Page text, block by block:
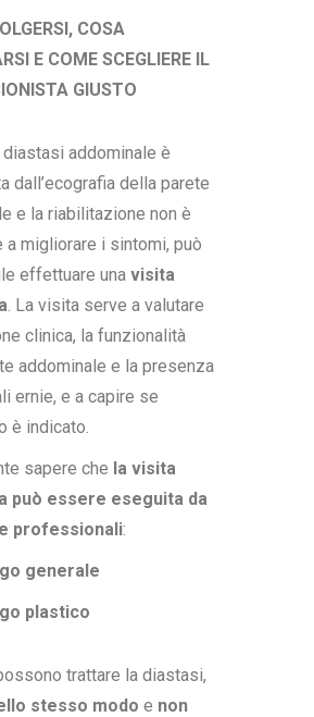
COSA
E COME SCEGLIERE IL
GIUSTO
diastasi addominale è
dall’ecografia della parete
e la riabilitazione non è
a migliorare i sintomi, può
effettuare una visita
. La visita serve a valutare
clinica, la funzionalità
addominale e la presenza
ernie, e a capire se
è indicato.
sapere che la visita
può essere eseguita da
professionali:
generale
plastico
trattare la diastasi,
stesso modo e non